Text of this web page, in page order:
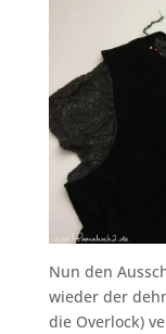
Nun den
wieder der
die Overlock)